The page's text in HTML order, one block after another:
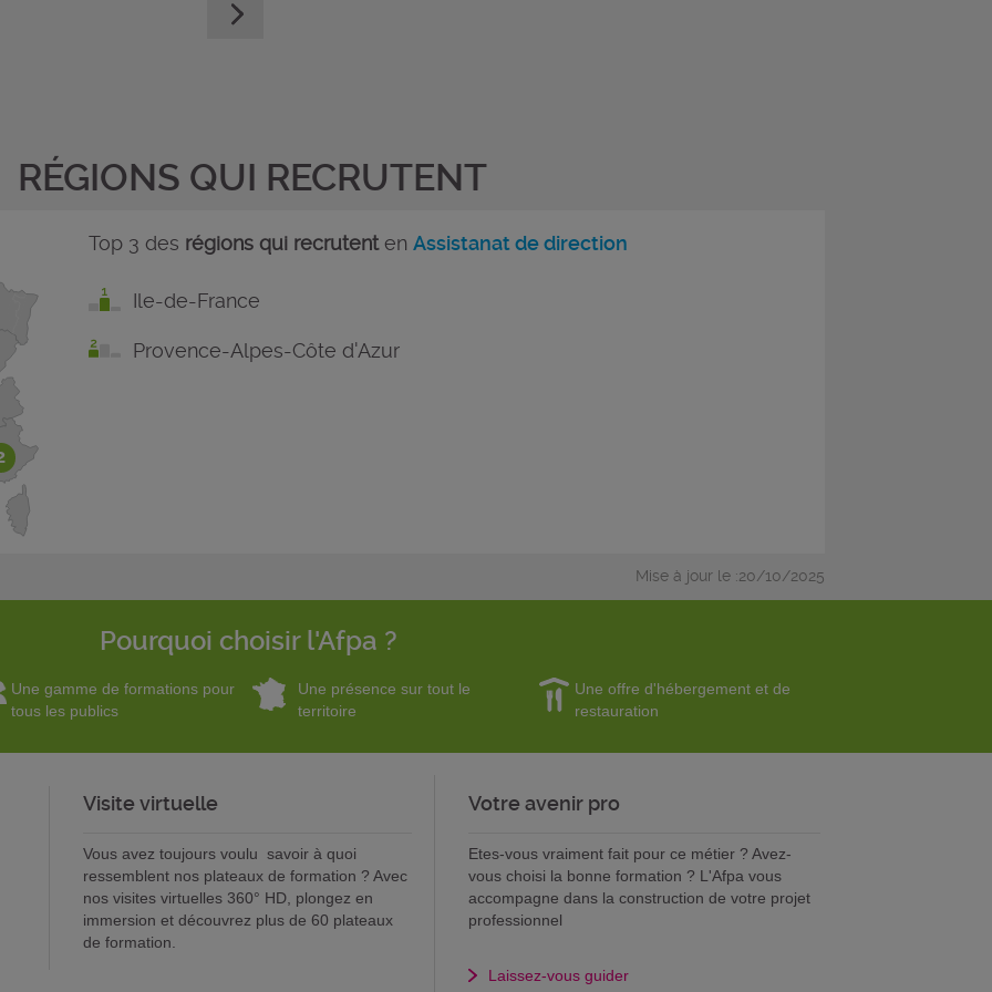
RÉGIONS QUI RECRUTENT
Top 3 des régions qui recrutenten Assistanat de direction
Ile-de-France
Provence-Alpes-Côte d'Azur
Mise à jour le :20/10/2025
Pourquoi choisir l'Afpa ?
Une gamme de formations pour
tous les publics
Une présence sur tout le
territoire
Une offre d'hébergement et de
restauration
Visite virtuelle
Vous avez toujours voulu savoir à quoi
ressemblent nos plateaux de formation ? Avec
nos visites virtuelles 360° HD, plongez en
immersion et découvrez plus de 60 plateaux
de formation.
Votre avenir pro
Etes-vous vraiment fait pour ce métier ? Avez-
vous choisi la bonne formation ? L'Afpa vous
accompagne dans la construction de votre projet
professionnel
Laissez-vous guider